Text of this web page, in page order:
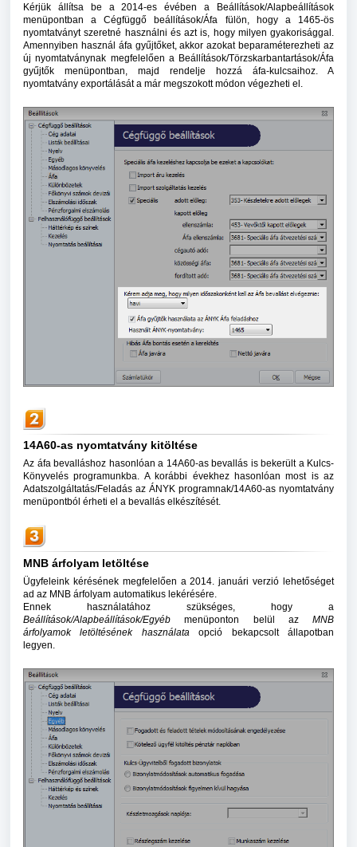
Kérjük állítsa be a 2014-es évében a Beállítások/Alapbeállítások
menüpontban a Cégfüggő beállítások/Áfa fülön, hogy a 1465-ös
nyomtatványt szeretné használni és azt is, hogy milyen gyakorisággal.
Amennyiben használ áfa gyűjtőket, akkor azokat beparaméterezheti az
új nyomtatványnak megfelelően a Beállítások/Törzskarbantartások/Áfa
gyűjtők menüpontban, majd rendelje hozzá áfa-kulcsaihoz. A
nyomtatvány exportálását a már megszokott módon végezheti el.
14A60-as nyomtatvány kitöltése
Az áfa bevalláshoz hasonlóan a 14A60-as bevallás is bekerült a Kulcs-
Könyvelés programunkba. A korábbi évekhez hasonlóan most is az
Adatszolgáltatás/Feladás az ÁNYK programnak/14A60-as nyomtatvány
menüpontból érheti el a bevallás elkészítését.
MNB árfolyam letöltése
Ügyfeleink kérésének megfelelően a 2014. januári verzió lehetőséget
ad az MNB árfolyam automatikus lekérésére.
Ennek használatához szükséges, hogy a
Beállítások/Alapbeállítások/Egyéb menüponton belül az MNB
árfolyamok letöltésének használataopció bekapcsolt állapotban
legyen.